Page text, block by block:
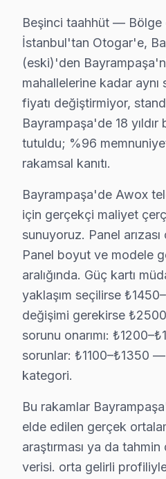
» Bayrampaşa'de tüm bu
Awox TV Teknik
Awox
Awox TV Teknik Profil
Awox akıllı TV Teknik
Awox servisimizde en
Awox Servis Yaklaşımımız
Giriş seviye akıllı
Awox TV Onarım Süreci
1. Müşteri bildirir, servis
2. Termal kamera,
3. Arıza kaynağı tespit
4. Yazılı fiyat teklifi
5. Orijinal veya OEM
6. Tüm fonksiyonlar
Awox televizyon Bakım
Awox ekran'ler için en
bu TV panel'niz
Beşinci taahhüt — Bölge
İstanbul'tan Otogar'e,
(eski)'den
mahallelerine kadar
fiyatı değiştirmiyor,
Bayrampaşa'de 18
tutuldu; %96 memnuniyet
rakamsal kanıtı.
Bayrampaşa'de Awox
için gerçekçi maliyet
sunuyoruz. Panel arızası
Panel boyut ve modele
aralığında. Güç kartı
yaklaşım seçilirse
değişimi gerekirse
sorunu onarımı:
sorunlar: ₺1100–₺1350
kategori.
Bu rakamlar
elde edilen gerçek
araştırması ya da
verisi. orta gelirli